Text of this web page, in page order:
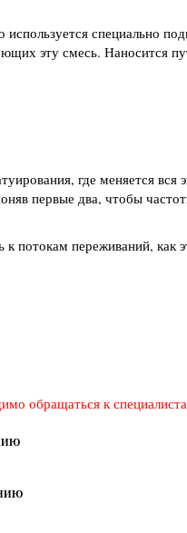
специально
эту смесь. Наносится
где меняется вся
первые два, чтобы
потокам переживаний, как
обращаться к